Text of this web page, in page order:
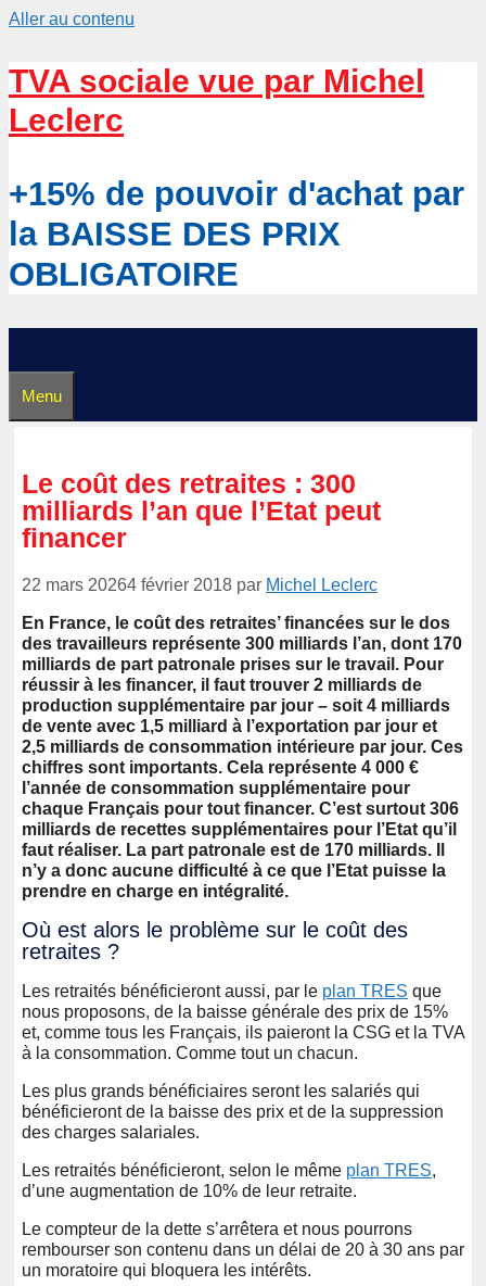
Aller au contenu
TVA sociale vue par Michel
Leclerc
+15% de pouvoir d'achat par
la BAISSE DES PRIX
OBLIGATOIRE
Menu
Le coût des retraites : 300
milliards l’an que l’Etat peut
financer
22 mars 20264 février 2018 par Michel Leclerc
En France, le coût des retraites’ financées sur le dos
des travailleurs représente 300 milliards l’an, dont 170
milliards de part patronale prises sur le travail. Pour
réussir à les financer, il faut trouver 2 milliards de
production supplémentaire par jour – soit 4 milliards
de vente avec 1,5 milliard à l’exportation par jour et
2,5 milliards de consommation intérieure par jour. Ces
chiffres sont importants. Cela représente 4 000 €
l’année de consommation supplémentaire pour
chaque Français pour tout financer. C’est surtout 306
milliards de recettes supplémentaires pour l’Etat qu’il
faut réaliser. La part patronale est de 170 milliards. Il
n’y a donc aucune difficulté à ce que l’Etat puisse la
prendre en charge en intégralité.
Où est alors le problème sur le coût des
retraites ?
Les retraités bénéficieront aussi, par le plan TRES que
nous proposons, de la baisse générale des prix de 15%
et, comme tous les Français, ils paieront la CSG et la TVA
à la consommation. Comme tout un chacun.
Les plus grands bénéficiaires seront les salariés qui
bénéficieront de la baisse des prix et de la suppression
des charges salariales.
Les retraités bénéficieront, selon le même plan TRES,
d’une augmentation de 10% de leur retraite.
Le compteur de la dette s’arrêtera et nous pourrons
rembourser son contenu dans un délai de 20 à 30 ans par
un moratoire qui bloquera les intérêts.